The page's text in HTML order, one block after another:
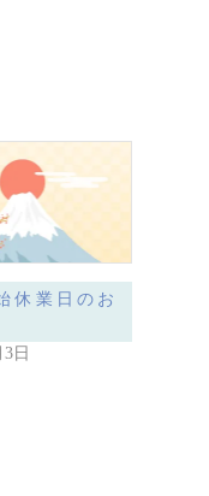
休業日のお
日